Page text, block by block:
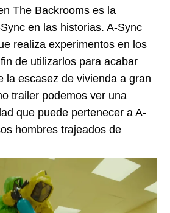
The Backrooms es la
en las historias. A-Sync
realiza experimentos en los
de utilizarlos para acabar
la escasez de vivienda a gran
trailer podemos ver una
que puede pertenecer a A-
hombres trajeados de